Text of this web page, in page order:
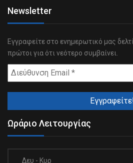
Newsletter
Εγγραφείτε στο ενημερωτικό μας
πρώτοι για ότι νεότερο συμβαίνει.
Ωράριο Λειτουργίας
Δευ - Κυρ